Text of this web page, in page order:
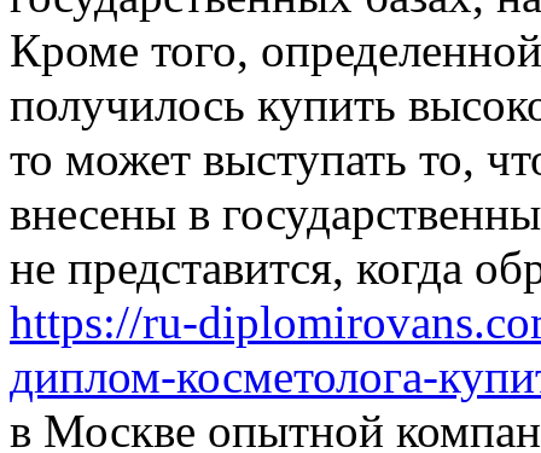
Кроме того,
получилось купить
то может выступать то,
внесены в
не представится, когда
https://ru-
диплом-косметолога-
в Москве опытной